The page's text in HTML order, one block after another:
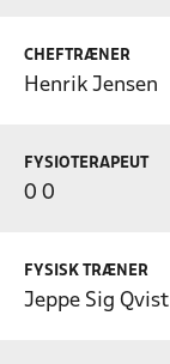
CHEFTRÆNER
Henrik Jensen
FYSIOTERAPEUT
0 0
FYSISK TRÆNER
Jeppe Sig Qvist